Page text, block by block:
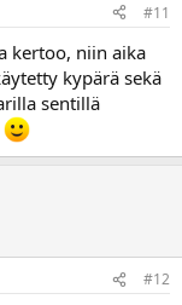
#11
kertoo, niin aika
kypärä sekä
sentillä
#12